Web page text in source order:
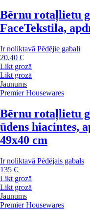
Bērnu rotaļlietu
FaceTekstila,
Ir noliktavā Pēdējie gabali
20,40 €
Likt grozā
Likt grozā
Jaunums
Premier Housewares
Bērnu rotaļlietu
ūdens hiacintes,
49x40 cm
Ir noliktavā Pēdējais gabals
135 €
Likt grozā
Likt grozā
Jaunums
Premier Housewares